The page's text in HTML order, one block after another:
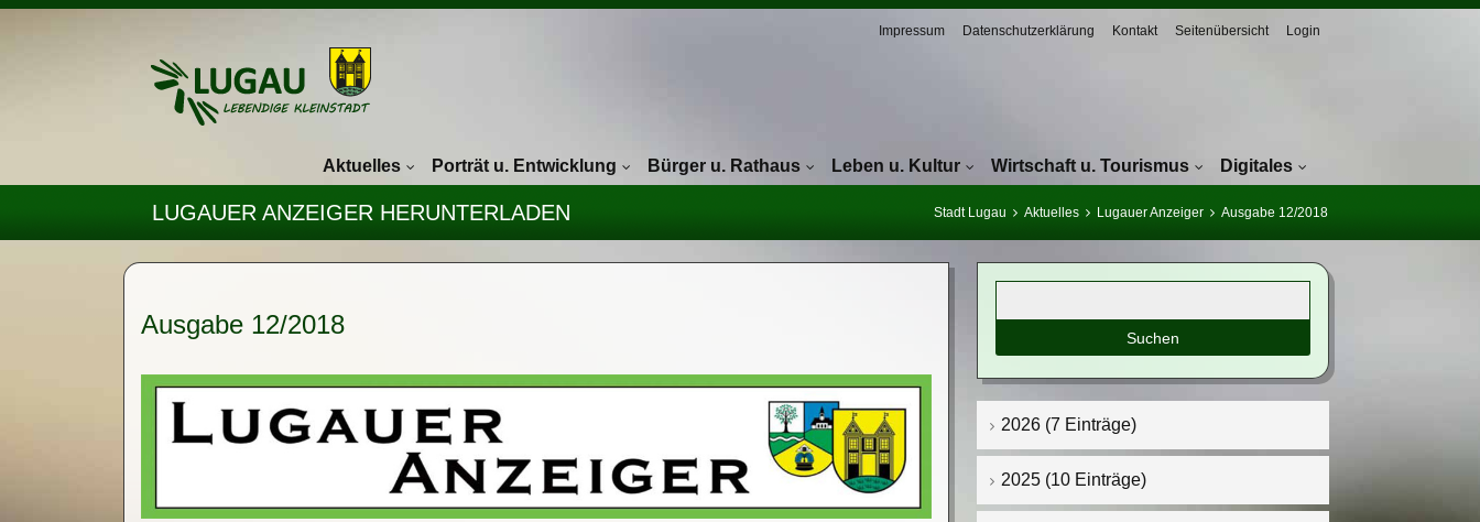
Impressum Datenschutzerklärung Kontakt Seitenübersicht Login
Aktuelles
Porträt u. Entwicklung Bürger u. Rathaus Leben u. Kultur Wirtschaft u. Tourismus Digitales
LUGAUER ANZEIGER HERUNTERLADEN Stadt Lugau Aktuelles Lugauer Anzeiger Ausgabe 12/2018
Ausgabe 12/2018
2026 (7 Einträge)
2025 (10 Einträge)